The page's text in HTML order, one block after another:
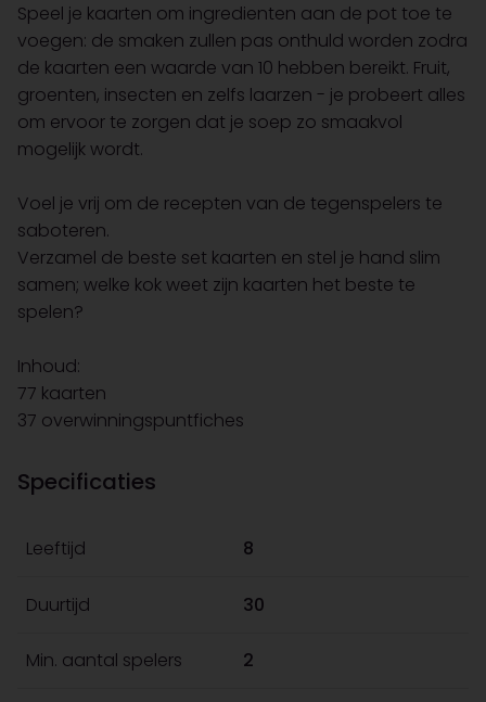
Speel je kaarten om ingredienten aan de pot toe te
voegen: de smaken zullen pas onthuld worden zodra
de kaarten een waarde van 10 hebben bereikt. Fruit,
groenten, insecten en zelfs laarzen - je probeert alles
om ervoor te zorgen dat je soep zo smaakvol
mogelijk wordt.
Voel je vrij om de recepten van de tegenspelers te
saboteren.
Verzamel de beste set kaarten en stel je hand slim
samen; welke kok weet zijn kaarten het beste te
spelen?
Inhoud:
77 kaarten
37 overwinningspuntfiches
Specificaties
Leeftijd 8
Duurtijd 30
Min. aantal spelers 2